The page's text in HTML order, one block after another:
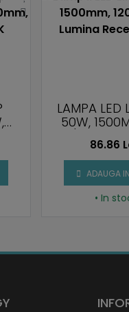
LAMPA LED
50W,
LM/W,
86.86
ADAUGA
• In